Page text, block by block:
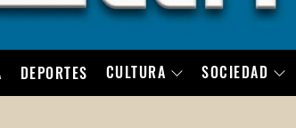
DEPORTES CULTURA SOCIEDAD